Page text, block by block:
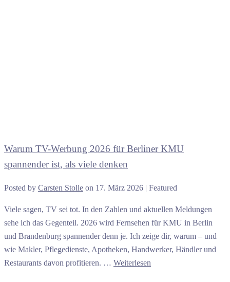
Warum TV-Werbung 2026 für Berliner KMU
spannender ist, als viele denken
Posted by Carsten Stolle on 17. März 2026 | Featured
Viele sagen, TV sei tot. In den Zahlen und aktuellen Meldungen
sehe ich das Gegenteil. 2026 wird Fernsehen für KMU in Berlin
und Brandenburg spannender denn je. Ich zeige dir, warum – und
wie Makler, Pflegedienste, Apotheken, Handwerker, Händler und
Restaurants davon profitieren. … Weiterlesen